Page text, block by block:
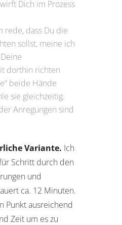
Dich im Prozess
rede, dass Du die
sollst, meine ich
dorthin richten
beide Hände
sie gleichzeitig.
Anregungen sind
Variante. Ich
Schritt durch den
und
ca. 12 Minuten.
Punkt ausreichend
Zeit um es zu